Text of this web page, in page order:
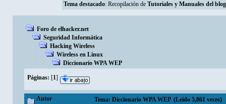
Tema destacado: Recopilación de Tutoriales y Manuales del blog
Foro de elhacker.net
Seguridad Informática
Hacking Wireless
Wireless en Linux
Diccionario WPA WEP
Páginas: [1]
Autor Tema: Diccionario WPA WEP (Leído 5,861 veces)